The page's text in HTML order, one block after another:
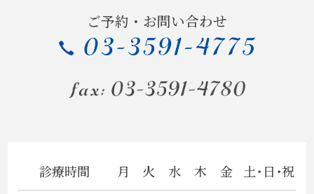
出演しました～
いよいよ
ホテルオークラ閉館
口呼吸
ご予約・お問い合わせ
診療時間 月 火 水 木 金 土・日・祝